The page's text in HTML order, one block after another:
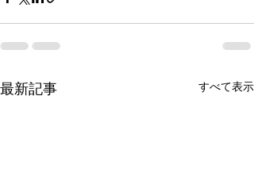
最新記事 すべて表示